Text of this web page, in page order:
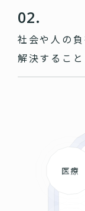
02.
社会や人の負
解決すること
医療